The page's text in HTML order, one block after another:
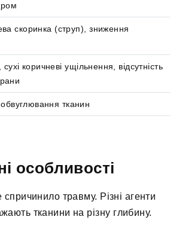
скоринка (струп), зниження
коричневі ущільнення, відсутність
тканин
особливості
травму. Різні агенти
тканини на різну глибину.